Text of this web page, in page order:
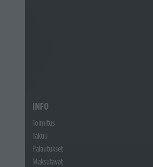
INFO
Toimitus
Takuu
Palautukset
Maksutavat